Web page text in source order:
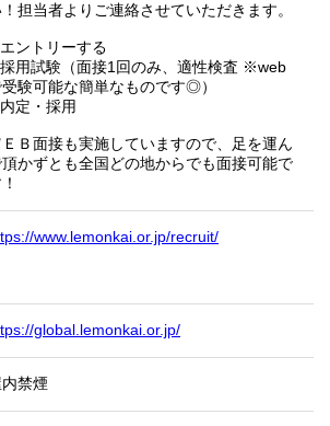
！担当者よりご連絡させていただきます。
ントリーする
用試験（面接1回のみ、適性検査 ※web
受験可能な簡単なものです◎）
定・採用
ＥＢ面接も実施していますので、足を運ん
頂かずとも全国どの地からでも面接可能で
www.lemonkai.or.jp/recruit/
global.lemonkai.or.jp/
内禁煙